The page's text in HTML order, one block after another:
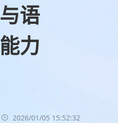
语
力
2026/01/05 15:52:32